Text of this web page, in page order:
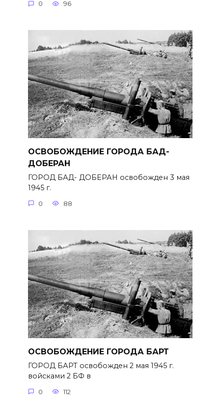
0 96
ОСВОБОЖДЕНИЕ ГОРОДА БАД-
ДОБЕРАН
ГОРОД БАД- ДОБЕРАН освобожден 3 мая
1945 г.
0 88
ОСВОБОЖДЕНИЕ ГОРОДА БАРТ
ГОРОД БАРТ освобожден 2 мая 1945 г.
войсками 2 БФ в
0 112